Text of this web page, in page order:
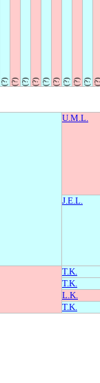
(?) (?) (?) (?) (?) (?) (?) (?) (?)
U.M.L.
J.E.L.
T.K.
T.K.
L.K.
T.K.